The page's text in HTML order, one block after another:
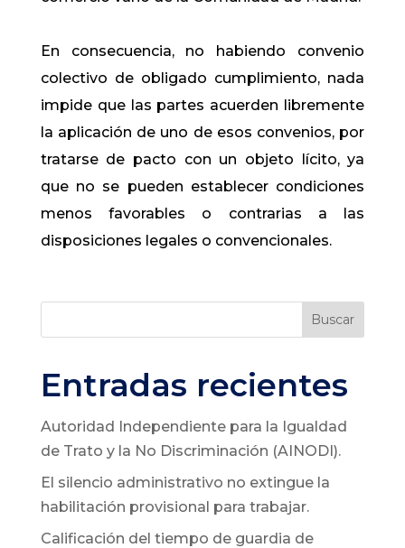
En consecuencia, no habiendo convenio
colectivo de obligado cumplimiento, nada
impide que las partes acuerden libremente
la aplicación de uno de esos convenios, por
tratarse de pacto con un objeto lícito, ya
que no se pueden establecer condiciones
menos favorables o contrarias a las
disposiciones legales o convencionales.
Buscar
Entradas recientes
Autoridad Independiente para la Igualdad
de Trato y la No Discriminación (AINODI).
El silencio administrativo no extingue la
habilitación provisional para trabajar.
Calificación del tiempo de guardia de